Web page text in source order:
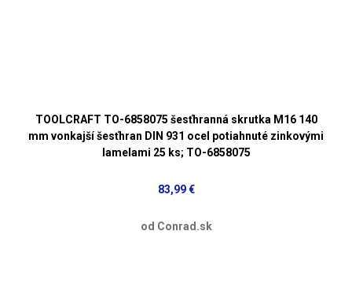
TOOLCRAFT TO-6858075 šesťhranná skrutka M16 140
mm vonkajší šesťhran DIN 931 ocel potiahnuté zinkovými
lamelami 25 ks; TO-6858075
83,99 €
od Conrad.sk